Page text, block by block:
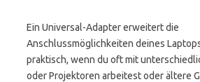
Ein Universal-Adapter erweitert die
Anschlussmöglichkeiten deines
praktisch, wenn du oft mit
oder Projektoren arbeitest oder ältere